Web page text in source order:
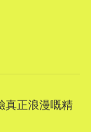
真正浪漫嘅精